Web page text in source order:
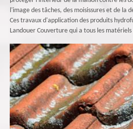
l'image des tâches, des moisissures et de la
Ces travaux d'application des produits
Landouer Couverture qui a tous les